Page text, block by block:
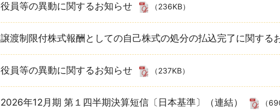
役員等の異動に関するお知らせ （236KB）
譲渡制限付株式報酬としての自己株式の処分の払込完了に関する
役員等の異動に関するお知らせ （237KB）
2026年12月期 第１四半期決算短信〔日本基準〕（連結） （